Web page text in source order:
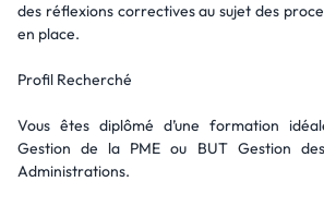
des réflexions correctives au sujet des
en place.
Profil Recherché
Vous êtes diplômé d’une formation
Gestion de la PME ou BUT Gestion
Administrations.